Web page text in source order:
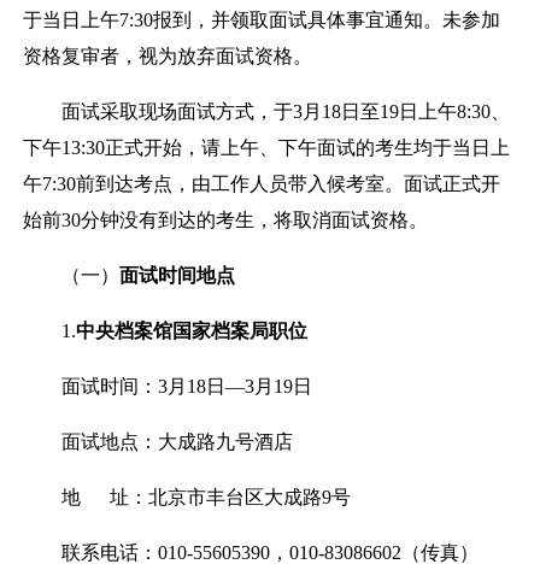
于当日上午7:30报到，并领取面试具体事宜通知。未参加
资格复审者，视为放弃面试资格。
面试采取现场面试方式，于3月 18日至19日上午8:30、
下午13:30正式开始，请上午、下午面试的考生均于当日上
午7:30前到达考点，由工作人员带入候考室。面试正式开
始前30分钟没有到达的考生，将取消面试资格。
（一） 面试时间地点
1.中央档案馆国家档案局职位
面试时间： 3月 18日 —3月 19日
面试地点：大成路九号酒店
地 址：北京市丰台区大成路9号
联系电话： 010-55605390， 010-83086602 （传真）